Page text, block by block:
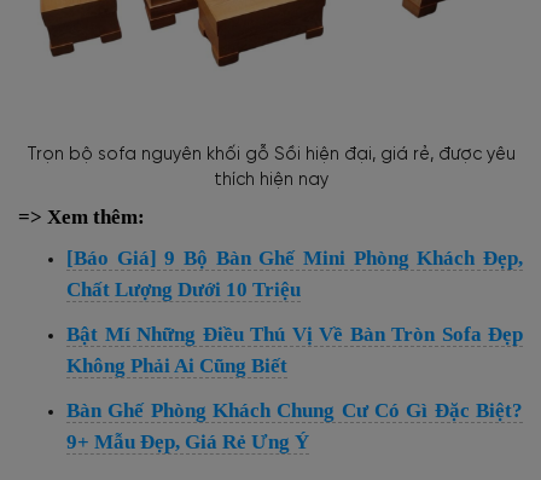
Trọn bộ sofa nguyên khối gỗ Sồi hiện đại, giá rẻ, được yêu
thích hiện nay
=> Xem thêm:
[Báo Giá] 9 Bộ Bàn Ghế Mini Phòng Khách Đẹp,
Chất Lượng Dưới 10 Triệu
Bật Mí Những Điều Thú Vị Về Bàn Tròn Sofa Đẹp
Không Phải Ai Cũng Biết
Bàn Ghế Phòng Khách Chung Cư Có Gì Đặc Biệt?
9+ Mẫu Đẹp, Giá Rẻ Ưng Ý